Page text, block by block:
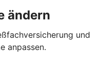
ändern
und
anpassen.